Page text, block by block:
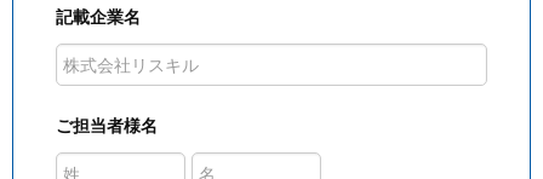
記載企業名
ご担当者様名